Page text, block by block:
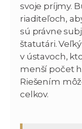
svoje príjmy.
riaditeľoch,
sú právne
štatutári.
v ústavoch,
menší počet
Riešením
celkov.